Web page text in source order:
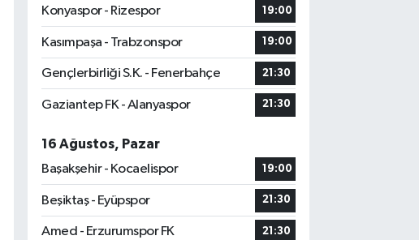
Konyaspor - Rizespor
19:00
Kasımpaşa - Trabzonspor 19:00
Gençlerbirliği S.K. - Fenerbahçe 21:30
Gaziantep FK - Alanyaspor 21:30
16 Ağustos, Pazar
Başakşehir - Kocaelispor
19:00
Beşiktaş - Eyüpspor 21:30
Amed - Erzurumspor FK 21:30